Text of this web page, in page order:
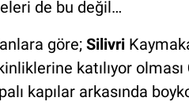
de bu değil…
göre; Silivri
katılıyor olması
kapılar arkasında